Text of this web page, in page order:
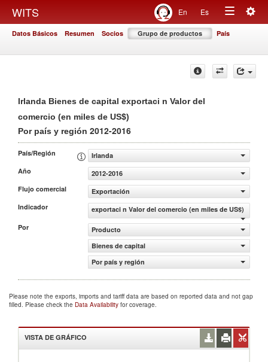
WITS En Es
Toggle
Datos Básicos Resumen Socios Grupo de productos País
Irlanda Bienes de capital exportaci n Valor del
comercio (en miles de US$)
Por país y región 2012-2016
País/Región
Irlanda
Año
2012-2016
Flujo comercial
Exportación
Indicador
exportaci n Valor del comercio (en miles de US$)
Por
Producto
Bienes de capital
Por país y región
Please note the exports, imports and tariff data are based on reported data and not gap
filled. Please check the Data Availability for coverage.
VISTA DE GRÁFICO